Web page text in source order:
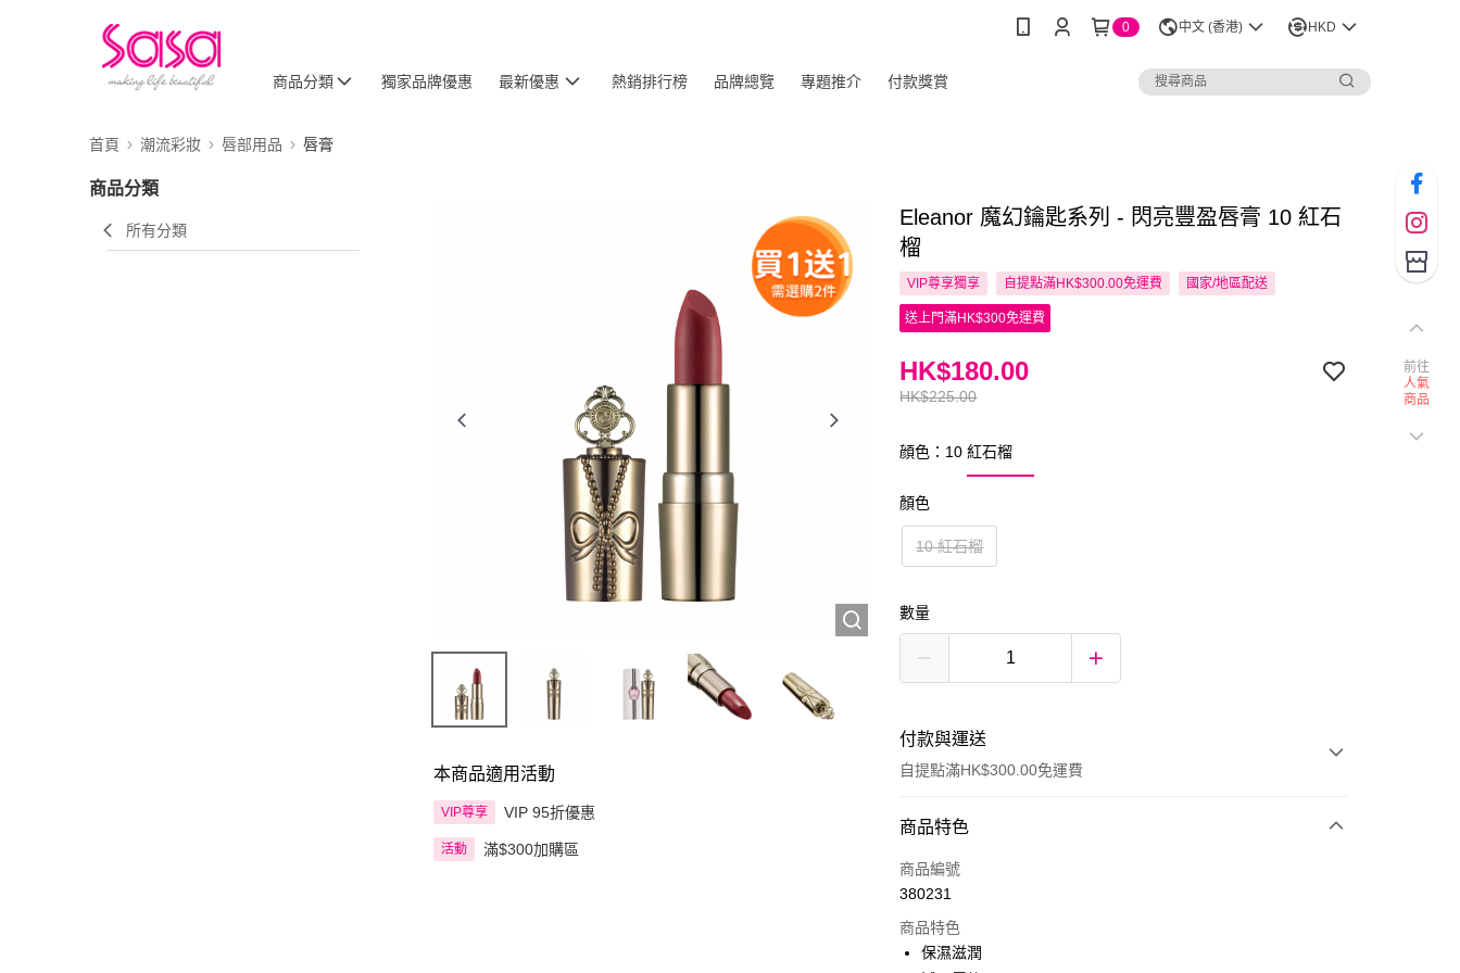
0 中文 (香港) HKD
商品分類 獨家品牌優惠 最新優惠 熱銷排行榜 品牌總覽 專題推介 付款獎賞
首頁 潮流彩妝 唇部用品 唇膏
商品分類
所有分類
本商品適用活動
VIP尊享 VIP 95折優惠
活動 滿$300加購區
Eleanor 魔幻鑰匙系列 - 閃亮豐盈唇膏 10 紅石
榴
VIP尊享獨享 自提點滿HK$300.00免運費 國家/地區配送
送上門滿HK$300免運費
HK$225.00
HK$180.00
顔色：10 紅石榴
顏色
10 紅石榴
數量
付款與運送
自提點滿HK$300.00免運費
付款方式
信用卡
AlipayHK
商品特色
商品編號
380231
商品特色
保濕滋潤
前往
人氣
商品